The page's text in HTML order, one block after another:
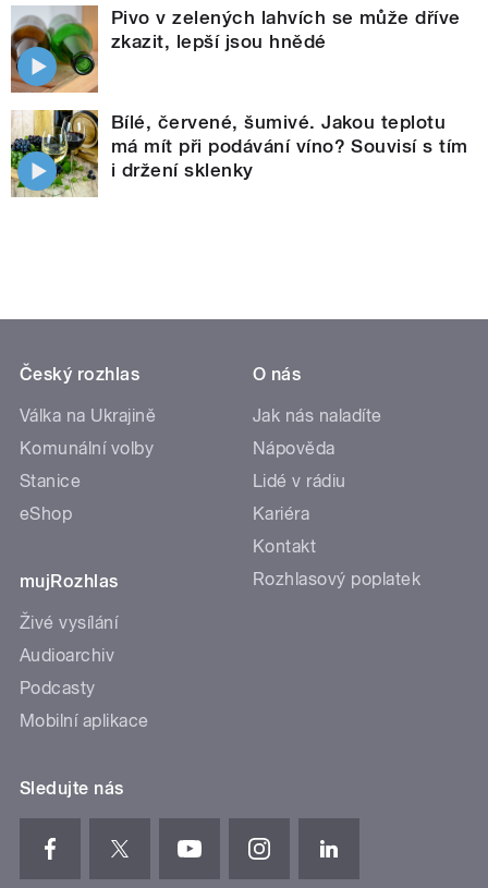
Pivo v zelených lahvích se může dříve
zkazit, lepší jsou hnědé
Bílé, červené, šumivé. Jakou teplotu
má mít při podávání víno? Souvisí s tím
i držení sklenky
Český rozhlas
Válka na Ukrajině
Komunální volby
Stanice
eShop
mujRozhlas
Živé vysílání
Audioarchiv
Podcasty
Mobilní aplikace
O nás
Jak nás naladíte
Nápověda
Lidé v rádiu
Kariéra
Kontakt
Rozhlasový poplatek
Sledujte nás